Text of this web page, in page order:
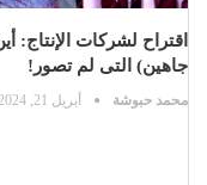
اقتراح لشركات
جاهين) التى لم تصور!
محمد حبوشة أبريل 21, 2024